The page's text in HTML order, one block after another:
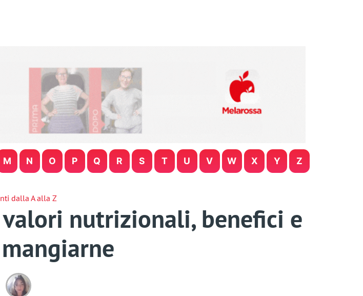
M N O P Q R S T U V W X Y Z
dalla A alla Z
nutrizionali, benefici e